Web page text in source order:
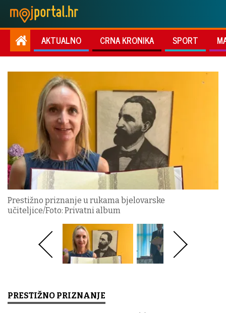
AKTUALNO CRNA KRONIKA SPORT
Prestižno priznanje u rukama bjelovarske
učiteljice/Foto: Privatni album
PRESTIŽNO PRIZNANJE